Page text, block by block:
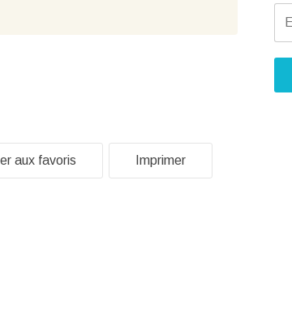
aux favoris Imprimer